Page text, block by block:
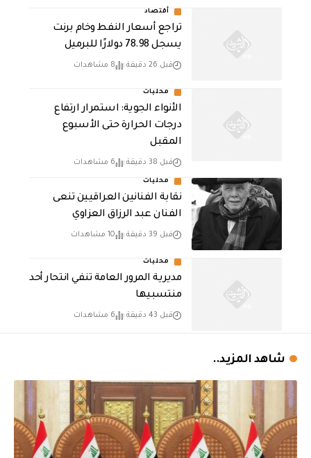
أقتصاد
تراجع أسعار النفط وخام برنت
يسجل 78.98 دولارًا للبرميل
قبل 26 دقيقة 8 مشاهدات
محليات
الأنواء الجوية: استمرار ارتفاع
درجات الحرارة حتى الأسبوع
المقبل
قبل 38 دقيقة 6 مشاهدات
محليات
نقابة الفنانين العراقيين تنعى
الفنان عبد الرزاق العزاوي
قبل 39 دقيقة 10 مشاهدات
محليات
مديرية المرور العامة تنفي انتحار أحد
منتسبيها
قبل 43 دقيقة 6 مشاهدات
شاهد المزيد..